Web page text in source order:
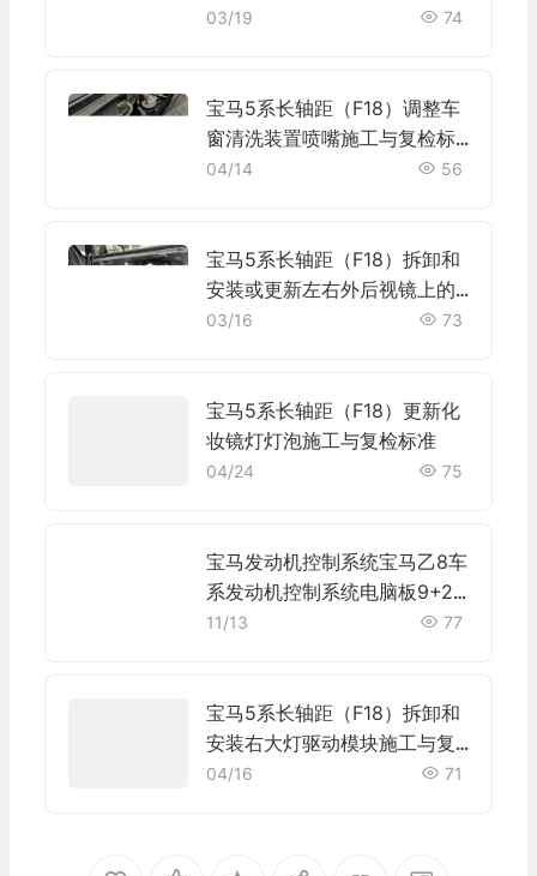
03/19 74
宝马5系长轴距（F18）调整车
窗清洗装置喷嘴施工与复检标
准
04/14 56
宝马5系长轴距（F18）拆卸和
安装或更新左右外后视镜上的
饰盖施工与复检标准
03/16 73
宝马5系长轴距（F18）更新化
妆镜灯灯泡施工与复检标准
04/24 75
宝马发动机控制系统宝马乙8车
系发动机控制系统电脑板9+24
+52+40+9针端子
11/13 77
宝马5系长轴距（F18）拆卸和
安装右大灯驱动模块施工与复
检标准
04/16 71